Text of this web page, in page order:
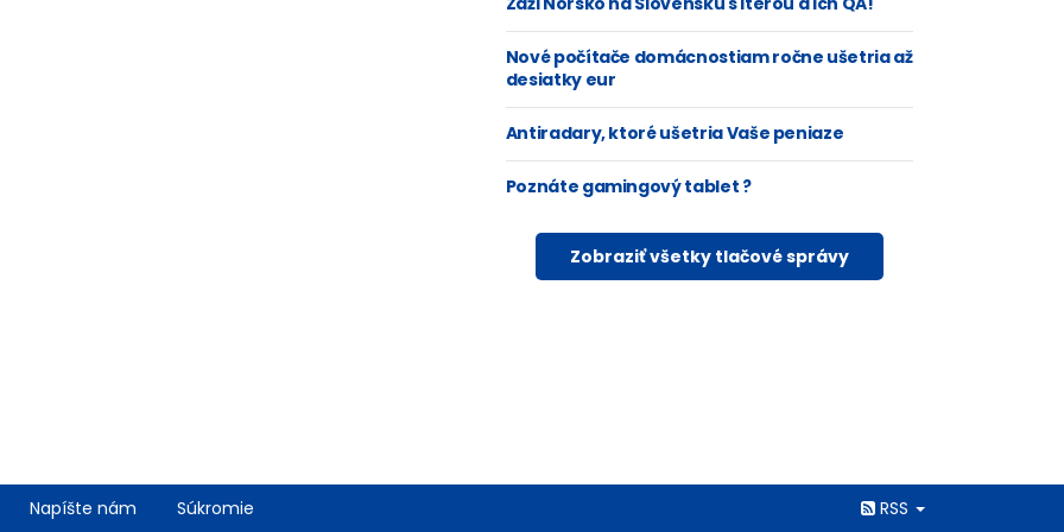
Nové počítače domácnostiam ročne ušetria až
desiatky eur
Antiradary, ktoré ušetria Vaše peniaze
Poznáte gamingový tablet ?
Zobraziť všetky tlačové správy
Napíšte nám Súkromie RSS